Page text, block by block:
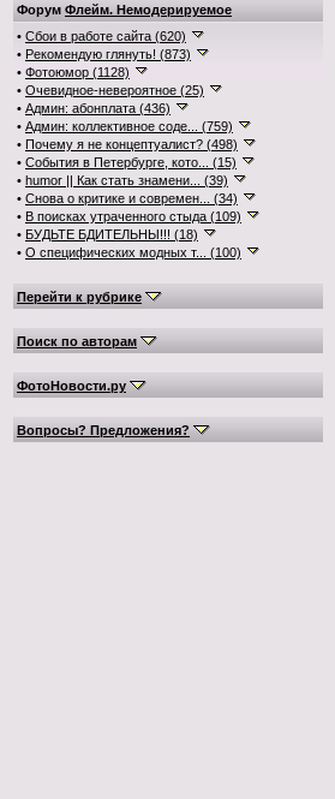
Форум Флейм. Немодерируемое
• Сбои в работе сайта (620)
• Рекомендую глянуть! (873)
• Фотоюмор (1128)
• Очевидное-невероятное (25)
• Админ: абонплата (436)
• Админ: коллективное соде... (759)
• Почему я не концептуалист? (498)
• События в Петербурге, кото... (15)
• humor || Как стать знамени... (39)
• Снова о критике и современ... (34)
• В поисках утраченного стыда (109)
• БУДЬТЕ БДИТЕЛЬНЫ!!! (18)
• О специфических модных т... (100)
Перейти к рубрике
Поиск по авторам
ФотоНовости.ру
Вопросы? Предложения?